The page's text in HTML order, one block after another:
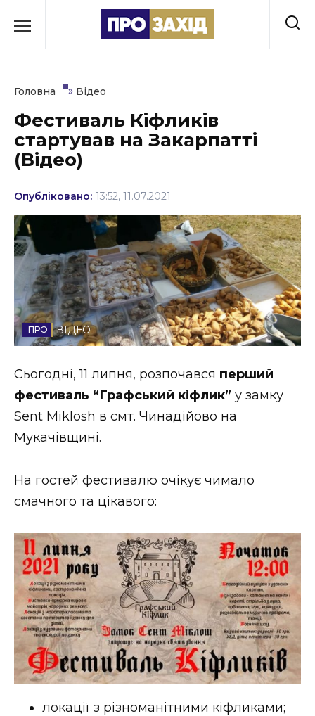
до
Культура
Освіта
Події
Соціум
Спорт
Стиль життя
Втрачений Ужгород (відеоверсія)
ФОТО
ВІДЕО
Головна » Відео
Фестиваль Кіфликів
стартував на Закарпатті
(Відео)
Опубліковано: 13:52, 11.07.2021
ВІДЕО
Сьогодні, 11 липня, розпочався перший
фестиваль “Графський кіфлик” у замку
Sent Miklosh в смт. Чинадійово на
Мукачівщині.
На гостей фестивалю очікує чимало
смачного та цікавого:
локації з різноманітними кіфликами;